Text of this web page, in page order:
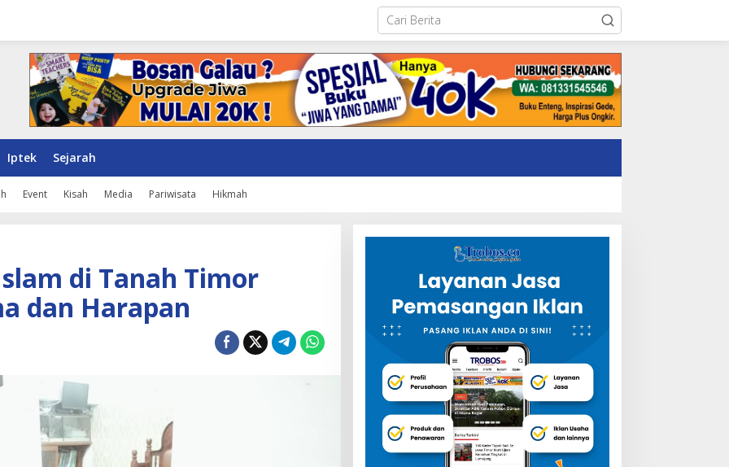
Iptek Sejarah
Event Kisah Media Pariwisata Hikmah
di Tanah Timor
dan Harapan